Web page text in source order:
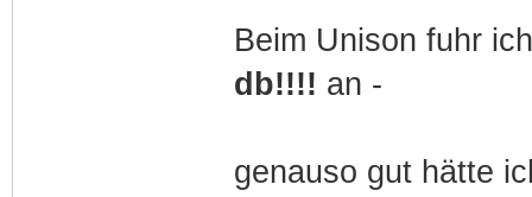
Beim Unison fuhr
db!!!! an -
genauso gut hätte